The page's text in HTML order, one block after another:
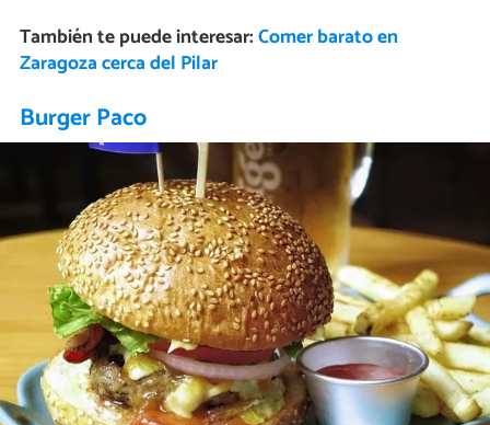
También te puede interesar:Comer barato en
Zaragoza cerca del Pilar
Burger Paco